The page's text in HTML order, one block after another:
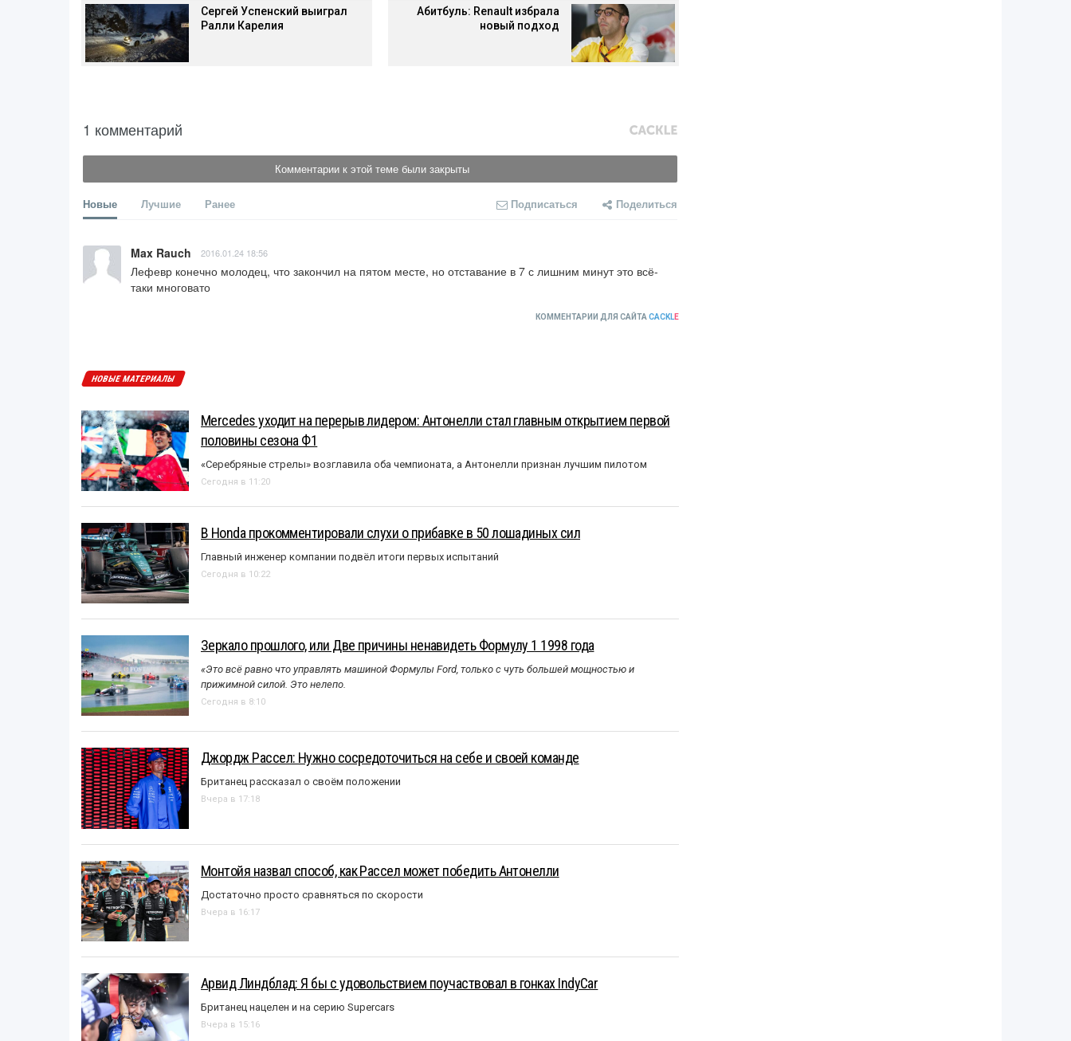
Сергей Успенский выиграл
Ралли Карелия
Абитбуль: Renault избрала
новый подход
1 комментарий
Комментарии к этой теме были закрыты
Новые Лучшие Ранее Подписаться Поделиться
Max Rauch 2016.01.24 18:56
Лефевр конечно молодец, что закончил на пятом месте, но отставание в 7 с лишним минут это всё-
таки многовато
КОММЕНТАРИИ ДЛЯ САЙТА CACKLE
НОВЫЕ МАТЕРИАЛЫ
Mercedes уходит на перерыв лидером: Антонелли стал главным открытием первой
половины сезона Ф1
«Серебряные стрелы» возглавила оба чемпионата, а Антонелли признан лучшим пилотом
Сегодня в 11:20
В Honda прокомментировали слухи о прибавке в 50 лошадиных сил
Главный инженер компании подвёл итоги первых испытаний
Сегодня в 10:22
Зеркало прошлого, или Две причины ненавидеть Формулу 1 1998 года
«Это всё равно что управлять машиной Формулы Ford, только с чуть большей мощностью и
прижимной силой. Это нелепо.
Сегодня в 8:10
Джордж Рассел: Нужно сосредоточиться на себе и своей команде
Британец рассказал о своём положении
Вчера в 17:18
Монтойя назвал способ, как Рассел может победить Антонелли
Достаточно просто сравняться по скорости
Вчера в 16:17
Арвид Линдблад: Я бы с удовольствием поучаствовал в гонках IndyCar
Британец нацелен и на серию Supercars
Вчера в 15:16